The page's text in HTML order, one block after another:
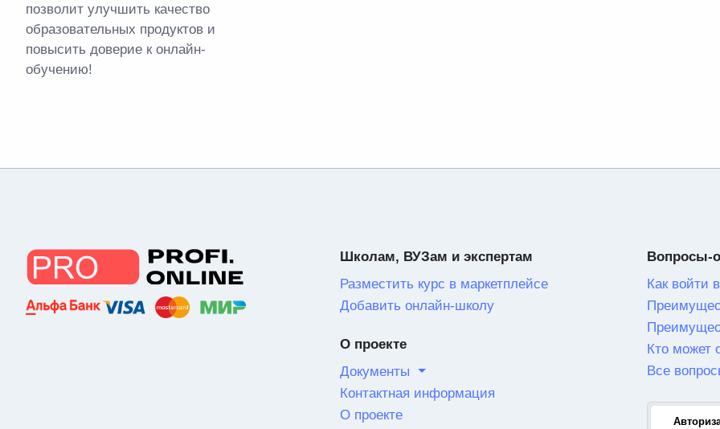
позволит улучшить качество
образовательных продуктов и
повысить доверие к онлайн-
обучению!
Школам, ВУЗам и экспертам
Разместить курс в маркетплейсе
Добавить онлайн-школу
О проекте
Документы
Контактная информация
О проекте
Вопросы-
Как войти
Кто может
Все